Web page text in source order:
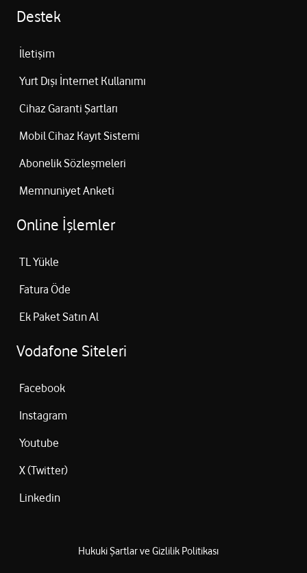
Destek
İletişim
Yurt Dışı İnternet Kullanımı
Cihaz Garanti Şartları
Mobil Cihaz Kayıt Sistemi
Abonelik Sözleşmeleri
Memnuniyet Anketi
Online İşlemler
TL Yükle
Fatura Öde
Ek Paket Satın Al
Vodafone Siteleri
Facebook
Instagram
Youtube
X (Twitter)
Linkedin
Hukuki Şartlar ve Gizlilik Politikası